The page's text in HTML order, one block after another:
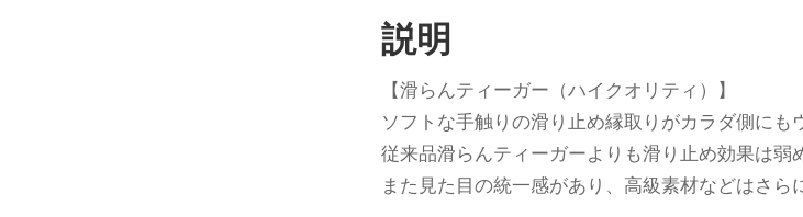
説明
【滑らんティーガー（ハイクオリティ）】
ソフトな手触りの滑り止め縁取りがカラダ側にも
従来品滑らんティーガーよりも滑り止め効果は弱
また見た目の統一感があり、高級素材などはさら